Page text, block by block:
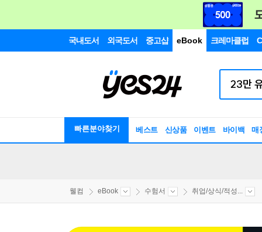
국내도서 외국도서 중고샵 eBook 크레마클럽
빠른분야찾기 베스트 신상품 이벤트 바이백 매
웰컴 eBook 수험서 취업/상식/적성...